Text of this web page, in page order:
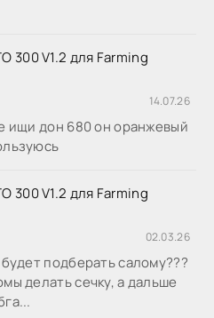
300 V1.2 для Farming
14.07.26
ищи дон 680 он оранжевый
300 V1.2 для Farming
02.03.26
подберать салому???
делать сечку, а дальше